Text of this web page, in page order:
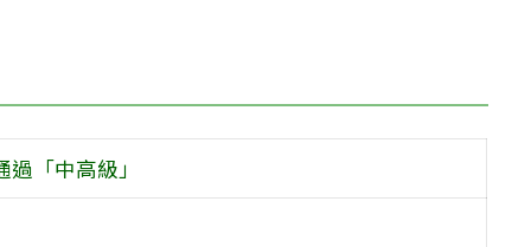
「中高級」